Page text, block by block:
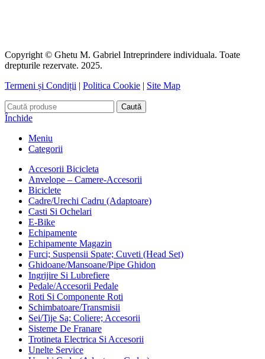
Copyright © Ghetu M. Gabriel Intreprindere individuala. Toate
drepturile rezervate. 2025.
Termeni și Condiții | Politica Cookie | Site Map
Caută
Închide
Meniu
Categorii
Accesorii Bicicleta
Anvelope – Camere-Accesorii
Biciclete
Cadre/Urechi Cadru (Adaptoare)
Casti Si Ochelari
E-Bike
Echipamente
Echipamente Magazin
Furci; Suspensii Spate; Cuveti (Head Set)
Ghidoane/Mansoane/Pipe Ghidon
Ingrijire Si Lubrefiere
Pedale/Accesorii Pedale
Roti Si Componente Roti
Schimbatoare/Transmisii
Sei/Tije Sa; Coliere; Accesorii
Sisteme De Franare
Trotineta Electrica Si Accesorii
Unelte Service